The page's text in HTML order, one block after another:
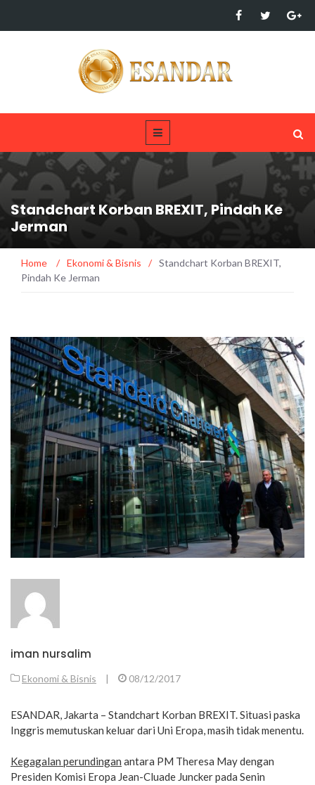
Standchart Korban BREXIT, Pindah Ke
Jerman
Home / Ekonomi & Bisnis / Standchart Korban BREXIT,
Pindah Ke Jerman
iman nursalim
Ekonomi & Bisnis | 08/12/2017
ESANDAR, Jakarta – Standchart Korban BREXIT. Situasi paska
Inggris memutuskan keluar dari Uni Eropa, masih tidak menentu.
Kegagalan perundingan antara PM Theresa May dengan
Presiden Komisi Eropa Jean-Cluade Juncker pada Senin